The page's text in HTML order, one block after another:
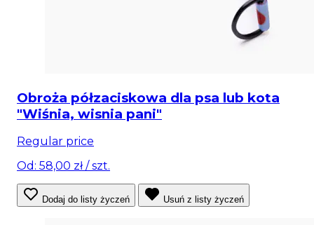
Obroża półzaciskowa dla psa lub kota
"Wiśnia, wisnia pani"
Regular price
Od: 58,00 zł/ szt.
Dodaj do listy życzeń Usuń z listy życzeń